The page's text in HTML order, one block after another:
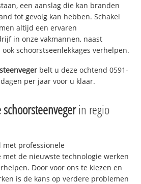
een aanslag die kan branden
tot gevolg kan hebben. Schakel
altijd een ervaren
in onze vakmannen, naast
schoorstseenlekkages verhelpen.
belt u deze ochtend 0591-
per jaar voor u klaar.
in regio
professionele
met de nieuwste technologie werken
Door voor ons te kiezen en
is de kans op verdere problemen